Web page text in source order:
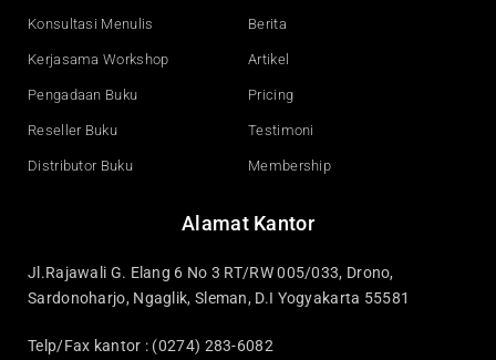
Konsultasi Menulis
Kerjasama Workshop
Pengadaan Buku
Reseller Buku
Distributor Buku
Berita
Artikel
Pricing
Testimoni
Membership
Alamat Kantor
Jl.Rajawali G. Elang 6 No 3 RT/RW 005/033, Drono,
Sardonoharjo, Ngaglik, Sleman, D.I Yogyakarta 55581
Telp/Fax kantor : (0274) 283-6082